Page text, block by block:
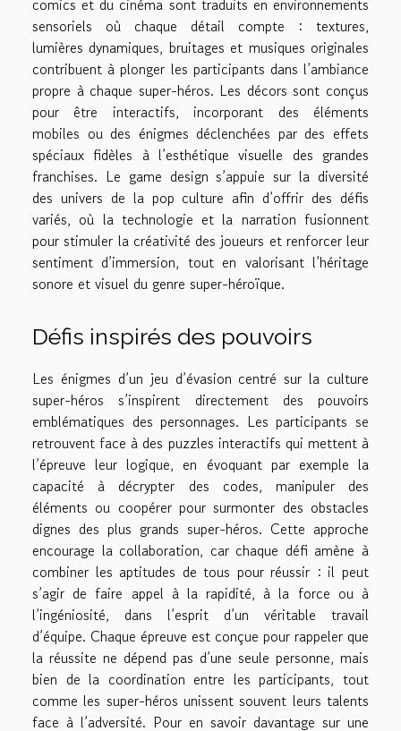
comics et du cinéma sont traduits en environnements
sensoriels où chaque détail compte : textures,
lumières dynamiques, bruitages et musiques originales
contribuent à plonger les participants dans l’ambiance
propre à chaque super-héros. Les décors sont conçus
pour être interactifs, incorporant des éléments
mobiles ou des énigmes déclenchées par des effets
spéciaux fidèles à l’esthétique visuelle des grandes
franchises. Le game design s’appuie sur la diversité
des univers de la pop culture afin d’offrir des défis
variés, où la technologie et la narration fusionnent
pour stimuler la créativité des joueurs et renforcer leur
sentiment d’immersion, tout en valorisant l’héritage
sonore et visuel du genre super-héroïque.
Défis inspirés des pouvoirs
Les énigmes d’un jeu d’évasion centré sur la culture
super-héros s’inspirent directement des pouvoirs
emblématiques des personnages. Les participants se
retrouvent face à des puzzles interactifs qui mettent à
l’épreuve leur logique, en évoquant par exemple la
capacité à décrypter des codes, manipuler des
éléments ou coopérer pour surmonter des obstacles
dignes des plus grands super-héros. Cette approche
encourage la collaboration, car chaque défi amène à
combiner les aptitudes de tous pour réussir : il peut
s’agir de faire appel à la rapidité, à la force ou à
l’ingéniosité, dans l’esprit d’un véritable travail
d’équipe. Chaque épreuve est conçue pour rappeler que
la réussite ne dépend pas d’une seule personne, mais
bien de la coordination entre les participants, tout
comme les super-héros unissent souvent leurs talents
face à l’adversité. Pour en savoir davantage sur une